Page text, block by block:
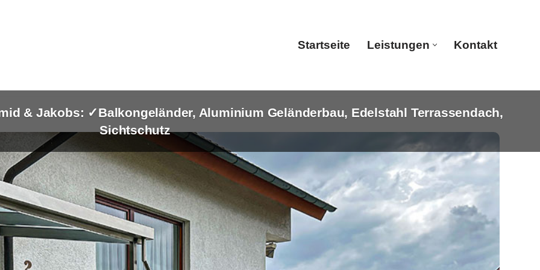
Startseite Leistungen Kontakt
& Jakobs: ✓Balkongeländer, Aluminium Geländerbau, Edelstahl Terrassendach,
Sichtschutz